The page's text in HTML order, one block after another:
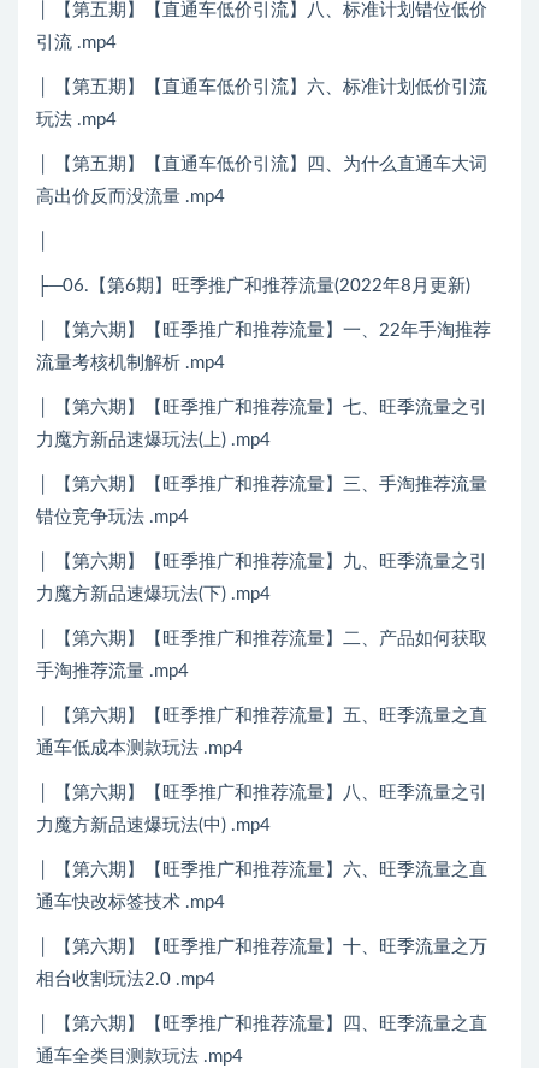
│ 【第五期】【直通车低价引流】八、标准计划错位低价
引流 .mp4
│ 【第五期】【直通车低价引流】六、标准计划低价引流
玩法 .mp4
│ 【第五期】【直通车低价引流】四、为什么直通车大词
高出价反而没流量 .mp4
├─06.【第6期】旺季推广和推荐流量(2022年8月更新)
│ 【第六期】【旺季推广和推荐流量】一、22年手淘推荐
流量考核机制解析 .mp4
│ 【第六期】【旺季推广和推荐流量】七、旺季流量之引
力魔方新品速爆玩法(上) .mp4
│ 【第六期】【旺季推广和推荐流量】三、手淘推荐流量
错位竞争玩法 .mp4
│ 【第六期】【旺季推广和推荐流量】九、旺季流量之引
力魔方新品速爆玩法(下) .mp4
│ 【第六期】【旺季推广和推荐流量】二、产品如何获取
手淘推荐流量 .mp4
│ 【第六期】【旺季推广和推荐流量】五、旺季流量之直
通车低成本测款玩法 .mp4
│ 【第六期】【旺季推广和推荐流量】八、旺季流量之引
力魔方新品速爆玩法(中) .mp4
│ 【第六期】【旺季推广和推荐流量】六、旺季流量之直
通车快改标签技术 .mp4
│ 【第六期】【旺季推广和推荐流量】十、旺季流量之万
相台收割玩法2.0 .mp4
│ 【第六期】【旺季推广和推荐流量】四、旺季流量之直
通车全类目测款玩法 .mp4